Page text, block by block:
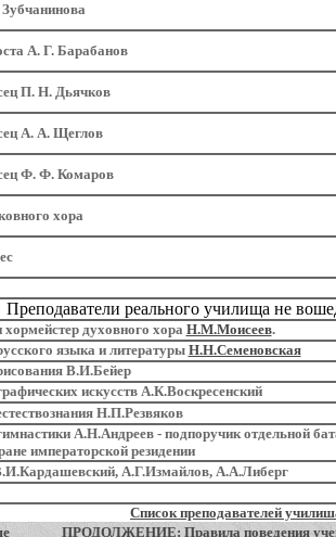
А. Г. Барабанов
П. Н. Дьячков
А. А. Щеглов
Ф. Ф. Комаров
хора
Преподаватели реального училища не
духовного хора Н.М.Моисеев.
языка и литературы Н.Н.Семеновская
В.И.Бейер
искусств А.К.Воскресенский
Н.П.Резвяков
А.Н.Андреев - подпоручик отдельной
императорской резидении
А.Г.Измайлов, А.А.Либерг
Список преподавателей
ПРОДОЛЖЕНИЕ: Правила поведения